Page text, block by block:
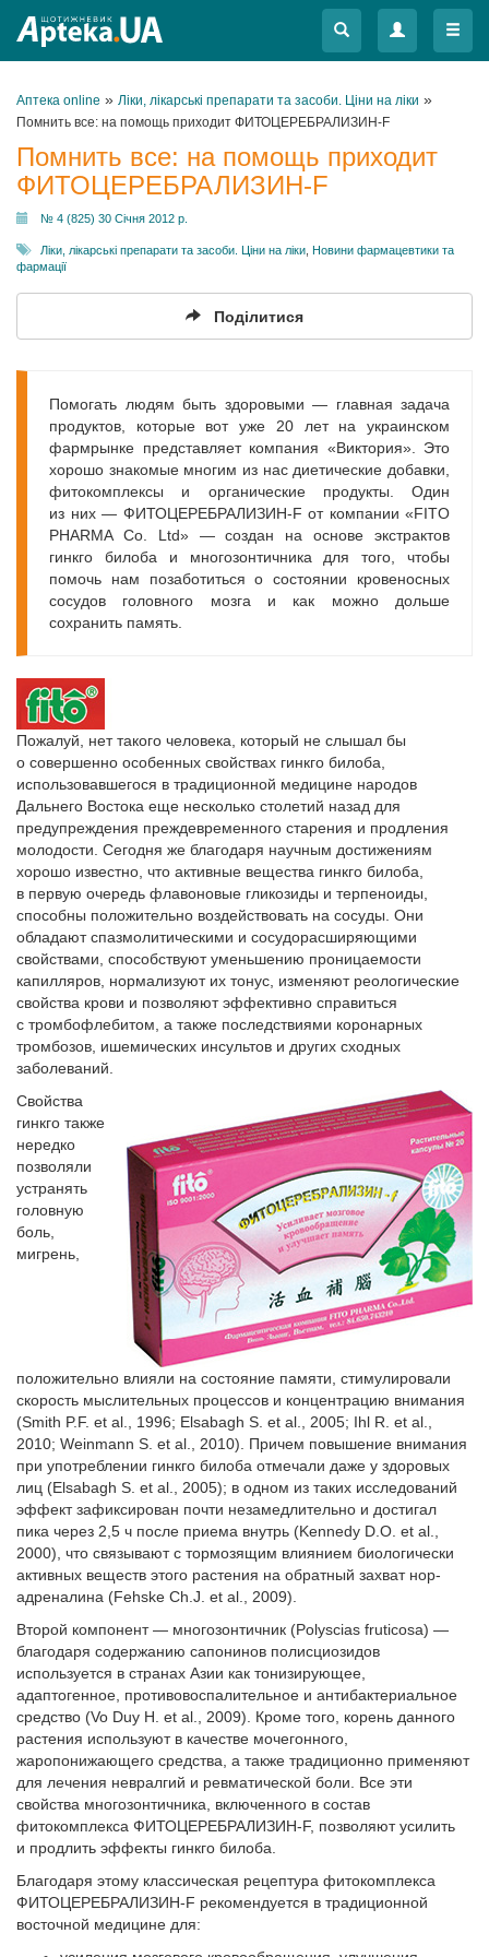
Меню
Меню
Аптека online » Ліки, лікарські препарати та засоби. Ціни на ліки »
Помнить все: на помощь приходит ФИТОЦЕРЕБРАЛИЗИН-F
Помнить все: на помощь приходит
ФИТОЦЕРЕБРАЛИЗИН-F
№ 4 (825) 30 Січня 2012 р.
Ліки, лікарські препарати та засоби. Ціни на ліки Новини фармацевтики та
фармації
Поділитися
Помогать людям быть здоровыми — главная задача
продуктов, которые вот уже 20 лет на украинском
фармрынке представляет компания «Виктория». Это
хорошо знакомые многим из нас диетические добавки,
фитокомплексы и органические продукты. Один
из них — ФИТОЦЕРЕБРАЛИЗИН-F от компании «FITO
PHARMA Co. Ltd» — создан на основе экстрактов
гинкго билоба и многозонтичника для того, чтобы
помочь нам позаботиться о состоянии кровеносных
сосудов головного мозга и как можно дольше
сохранить память.
Пожалуй, нет такого человека, который не слышал бы
о совершенно особенных свойствах гинкго билоба,
использовавшегося в традиционной медицине народов
Дальнего Востока еще несколько столетий назад для
предупреждения преждевременного старения и продления
молодости. Сегодня же благодаря научным достижениям
хорошо известно, что активные вещества гинкго билоба,
в первую очередь флавоновые гликозиды и терпеноиды,
способны положительно воздействовать на сосуды. Они
обладают спазмолитическими и сосудорасширяю­щими
свойствами, способствуют уменьшению проницаемости
капилляров, нормализуют их тонус, изменяют реологические
свойства крови и позволяют эффективно справиться
с тромбофлебитом, а также последствиями коронарных
тромбозов, ишемических инсультов и других сходных
заболеваний.
Свойства
гинкго также
нередко
позволяли
устранять
головную
боль,
мигрень,
положительно влияли на состояние памяти, стимулировали
скорость мыслительных процессов и концентрацию внимания
(Smith P.F. et al., 1996; Elsabagh S. et al., 2005; Ihl R. et al.,
2010; Weinmann S. et al., 2010). Причем повышение внимания
при употреблении гинкго билоба отмечали даже у здоровых
лиц (Elsabagh S. et al., 2005); в одном из таких исследований
эффект зафиксирован почти незамедлительно и достигал
пика через 2,5 ч после приема внутрь (Kennedy D.O. et al.,
2000), что связывают с тормозящим влиянием биологически
активных веществ этого растения на обратный захват нор­
адреналина (Fehske Ch.J. et al., 2009).
Второй компонент — многозонтичник (Polyscias fruticosa) —
благодаря содержанию сапонинов полисциозидов
используется в странах Азии как тонизирующее,
адаптогенное, противовоспалительное и антибактериальное
средство (Vo Duy H. et al., 2009). Кроме того, корень данного
растения используют в качестве мочегонного,
жаропонижающего средства, а также традиционно применяют
для лечения невралгий и ревматической боли. Все эти
свойства многозонтичника, включенного в состав
фитокомплекса ФИТОЦЕРЕБРАЛИЗИН-F, позволяют усилить
и продлить эффекты гинкго билоба.
Благодаря этому классическая рецептура фитокомплекса
ФИТОЦЕРЕБРАЛИЗИН-F рекомендуется в традиционной
восточной медицине для: